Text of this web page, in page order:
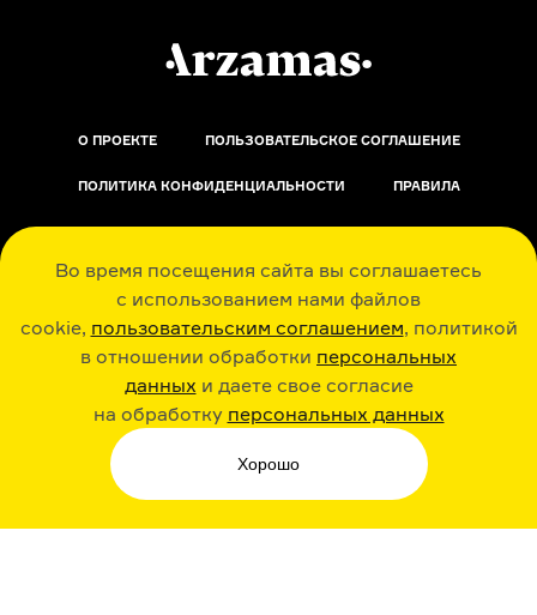
Во время посещения сайта вы соглашаетесь
с использованием нами файлов
cookie, пользовательским соглашением, политикой
в отношении обработки персональных
данных и даете свое согласие
на обработку персональных данных
Хорошо
О ПРОЕКТЕ ПОЛЬЗОВАТЕЛЬСКОЕ СОГЛАШЕНИЕ
ПОЛИТИКА КОНФИДЕНЦИАЛЬНОСТИ ПРАВИЛА
ОБРАТНАЯ СВЯЗЬ
РАДИО ARZAMAS ГУСЬГУСЬ
СТИКЕРЫ ARZAMAS